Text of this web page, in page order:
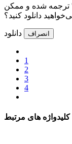
ترجمه شده و ممکن
دانلود کنید؟
دانلود انصراف
1
2
3
4
کلیدواژه های مرتبط